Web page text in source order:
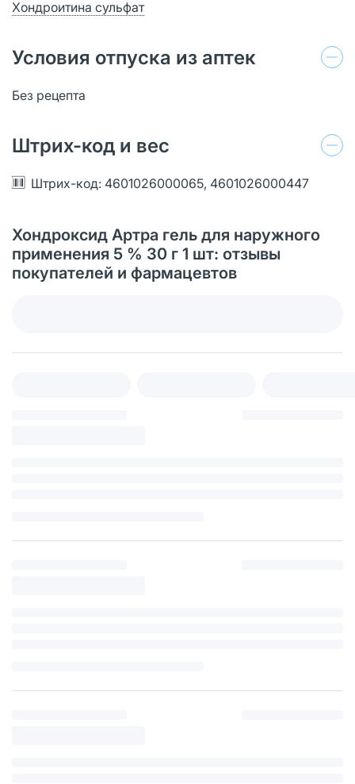
Хондроитина сульфат
Условия отпуска из аптек
Без рецепта
Штрих-код и вес
Штрих-код: 4601026000065, 4601026000447
Хондроксид Артра гель для наружного
применения 5 % 30 г 1 шт: отзывы
покупателей и фармацевтов